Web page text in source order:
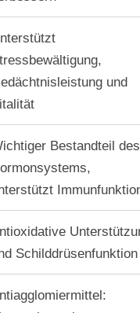
und
Bestandteil des
Schilddrüsenfunktion